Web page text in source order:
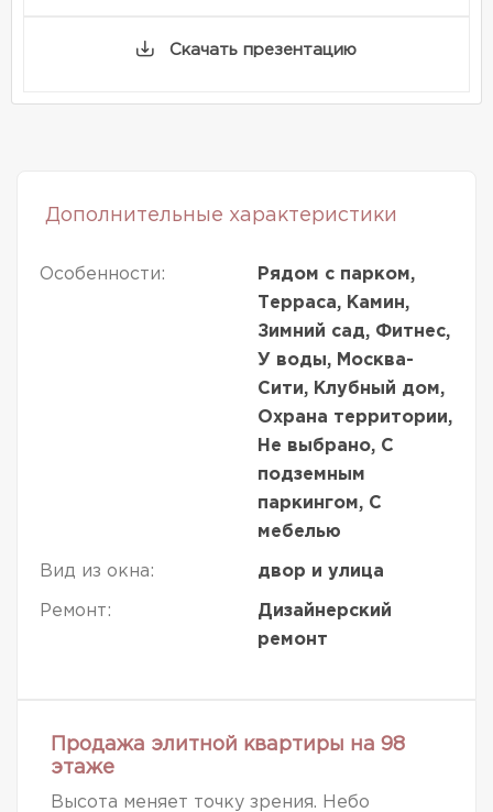
Скачать презентацию
Дополнительные характеристики
Особенности:
Рядом с парком,
Терраса, Камин,
Зимний сад, Фитнес,
У воды, Москва-
Сити, Клубный дом,
Охрана территории,
Не выбрано, С
подземным
паркингом, С
мебелью
Вид из окна: двор и улица
Ремонт:
Дизайнерский
ремонт
Продажа элитной квартиры на 98
этаже
Высота меняет точку зрения. Небо